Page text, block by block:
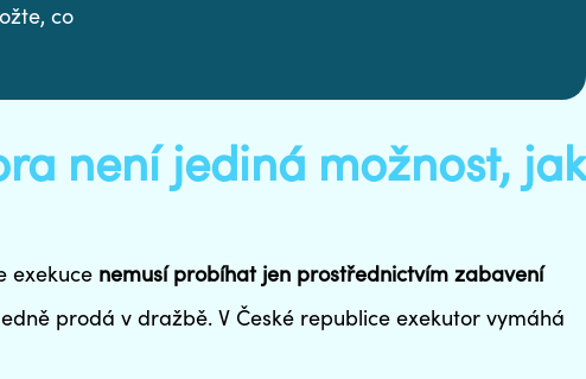
co
není jediná možnost, jak
exekuce nemusí probíhat jen prostřednictvím zabavení
prodá v dražbě. V České republice exekutor vymáhá